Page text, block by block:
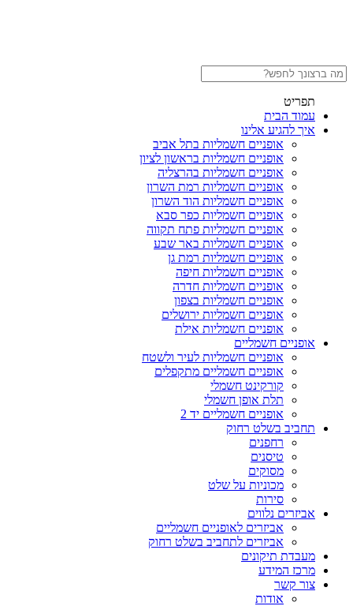
תפריט
עמוד הבית
איך להגיע אלינו
אופניים חשמליות בתל אביב
אופניים חשמליות בראשון לציון
אופניים חשמליות בהרצליה
אופניים חשמליות רמת השרון
אופניים חשמליות הוד השרון
אופניים חשמליות כפר סבא
אופניים חשמליות פתח תקווה
אופניים חשמליות באר שבע
אופניים חשמליות רמת גן
אופניים חשמליות חיפה
אופניים חשמליות חדרה
אופניים חשמליות בצפון
אופניים חשמליות ירושלים
אופניים חשמליות אילת
אופניים חשמליים
אופניים חשמליות לעיר ולשטח
אופניים חשמליים מתקפלים
קורקינט חשמלי
תלת אופן חשמלי
אופניים חשמליים יד 2
תחביב בשלט רחוק
רחפנים
טיסנים
מסוקים
מכוניות על שלט
סירות
אביזרים נלווים
אביזרים לאופניים חשמליים
אביזרים לתחביב בשלט רחוק
מעבדת תיקונים
מרכז המידע
צור קשר
אודות